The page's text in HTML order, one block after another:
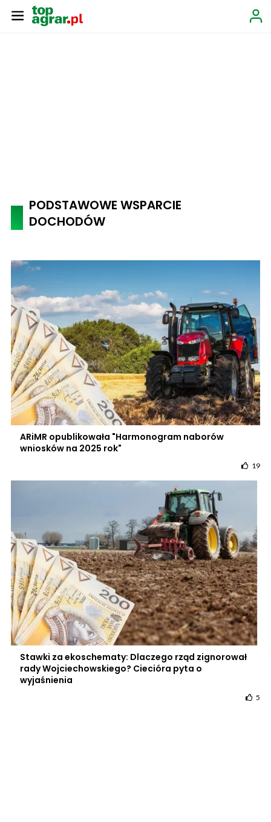
PODSTAWOWE WSPARCIE
DOCHODÓW
ARiMR opublikowała "Harmonogram naborów
wniosków na 2025 rok"
19
Stawki za ekoschematy: Dlaczego rząd zignorował
rady Wojciechowskiego? Ciecióra pyta o
wyjaśnienia
5